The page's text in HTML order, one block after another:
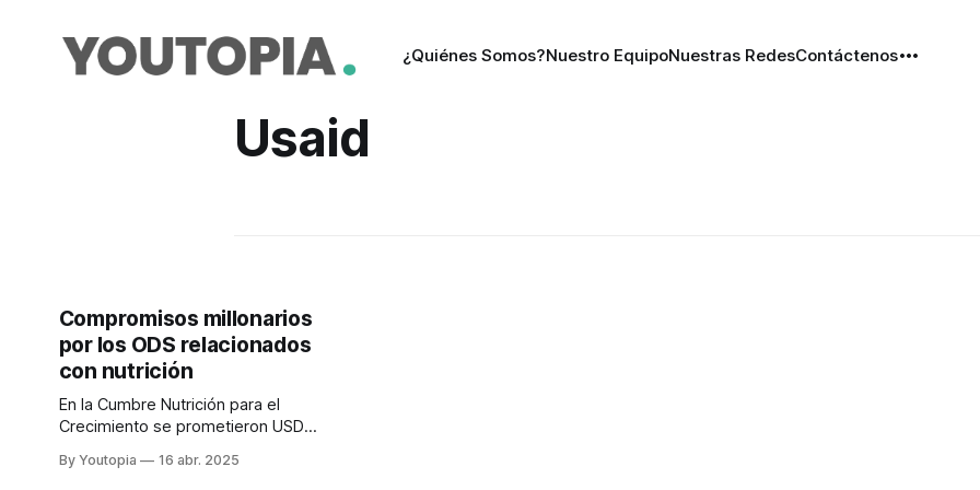
¿Quiénes Somos?Nuestro EquipoNuestras RedesContáctenos
Usaid
Compromisos millonarios
por los ODS relacionados
con nutrición
En la Cumbre Nutrición para el
Crecimiento se prometieron USD
EE.UU. afectan la cooperación
By Youtopia 16 abr. 2025